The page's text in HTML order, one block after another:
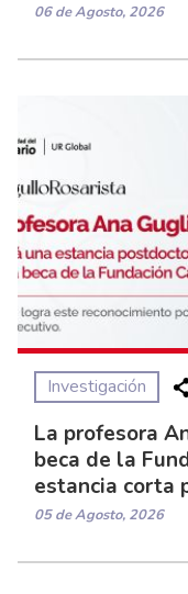
06 de Agosto, 2026
Investigación
La profesora
beca de la
estancia corta
05 de Agosto, 2026